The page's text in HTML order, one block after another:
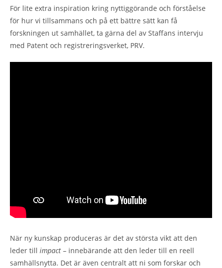
För lite extra inspiration kring nyttiggörande och förståelse
för hur vi tillsammans och på ett bättre sätt kan få
forskningen ut samhället, ta gärna del av Staffans intervju
med Patent och registreringsverket, PRV.
När ny kunskap produceras är det av största vikt att den
leder till impact – innebärande att den leder till en reell
samhällsnytta. Det är även centralt att ni som forskar och